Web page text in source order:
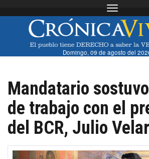
Toggle
Domingo, 09 de agosto del
Mandatario
de trabajo con el
del BCR, Julio